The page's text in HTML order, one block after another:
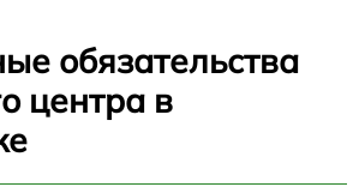
обязательства
центра в